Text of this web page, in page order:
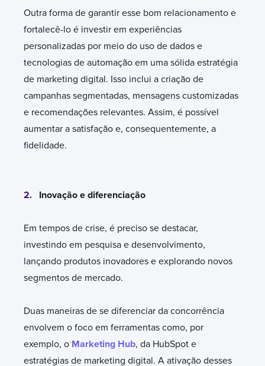
Outra forma de garantir esse bom relacionamento e
fortalecê-lo é investir em experiências
personalizadas por meio do uso de dados e
tecnologias de automação em uma sólida estratégia
de marketing digital. Isso inclui a criação de
campanhas segmentadas, mensagens customizadas
e recomendações relevantes. Assim, é possível
aumentar a satisfação e, consequentemente, a
fidelidade.
2. Inovação e diferenciação
Em tempos de crise, é preciso se destacar,
investindo em pesquisa e desenvolvimento,
lançando produtos inovadores e explorando novos
segmentos de mercado.
Duas maneiras de se diferenciar da concorrência
envolvem o foco em ferramentas como, por
exemplo, o Marketing Hub, da HubSpot e
estratégias de marketing digital. A ativação desses